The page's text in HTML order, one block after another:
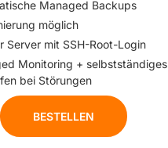
Managed Backups
möglich
Server mit SSH-Root-Login
Monitoring + selbstständiges
bei Störungen
BESTELLEN